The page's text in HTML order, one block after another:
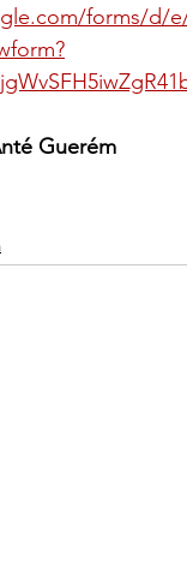
forms/d/e/
Guerém